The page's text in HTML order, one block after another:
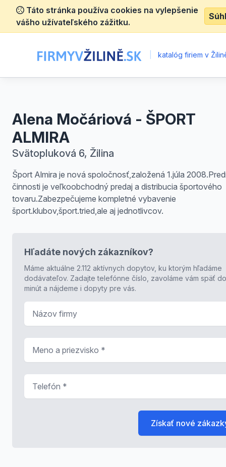
Táto stránka používa cookies na vylepšenie
vášho užívateľského zážitku.
katalóg firiem v
Alena Močáriová - ŠPORT
ALMIRA
Svätopluková 6, Žilina
Šport Almira je nová spoločnosť,založená 1.júla
činnosti je veľkoobchodný predaj a distribucia športového
tovaru.Zabezpečujeme kompletné vybavenie
šport.klubov,šport.tried,ale aj jednotlivcov.
Hľadáte nových zákazníkov?
Máme aktuálne 2.112 aktívnych dopytov, ku ktorým hľadáme
dodávateľov. Zadajte telefónne číslo, zavoláme vám späť
minút a nájdeme i dopyty pre vás.
Získať nové